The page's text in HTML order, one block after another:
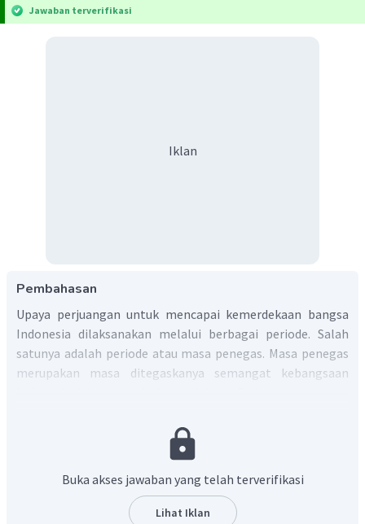
Jawaban terverifikasi
Iklan
Pembahasan
Upaya perjuangan untuk mencapai kemerdekaan bangsa
Indonesia dilaksanakan melalui berbagai periode. Salah
satunya adalah periode atau masa penegas. Masa penegas
merupakan masa ditegaskanya semangat kebangsaan
Oktober 1928. Dalam buku Pendidikan Kewarganegaraan
(2017) Sukadi, perjuangan mengusir penjajah mulai
hingga Sisingamangaraja (Batak) pada 1900 dan tidak
pernah berhasil. Perjuangan selanjutnya memunculkan
Buka akses jawaban yang telah terverifikasi
Lihat Iklan